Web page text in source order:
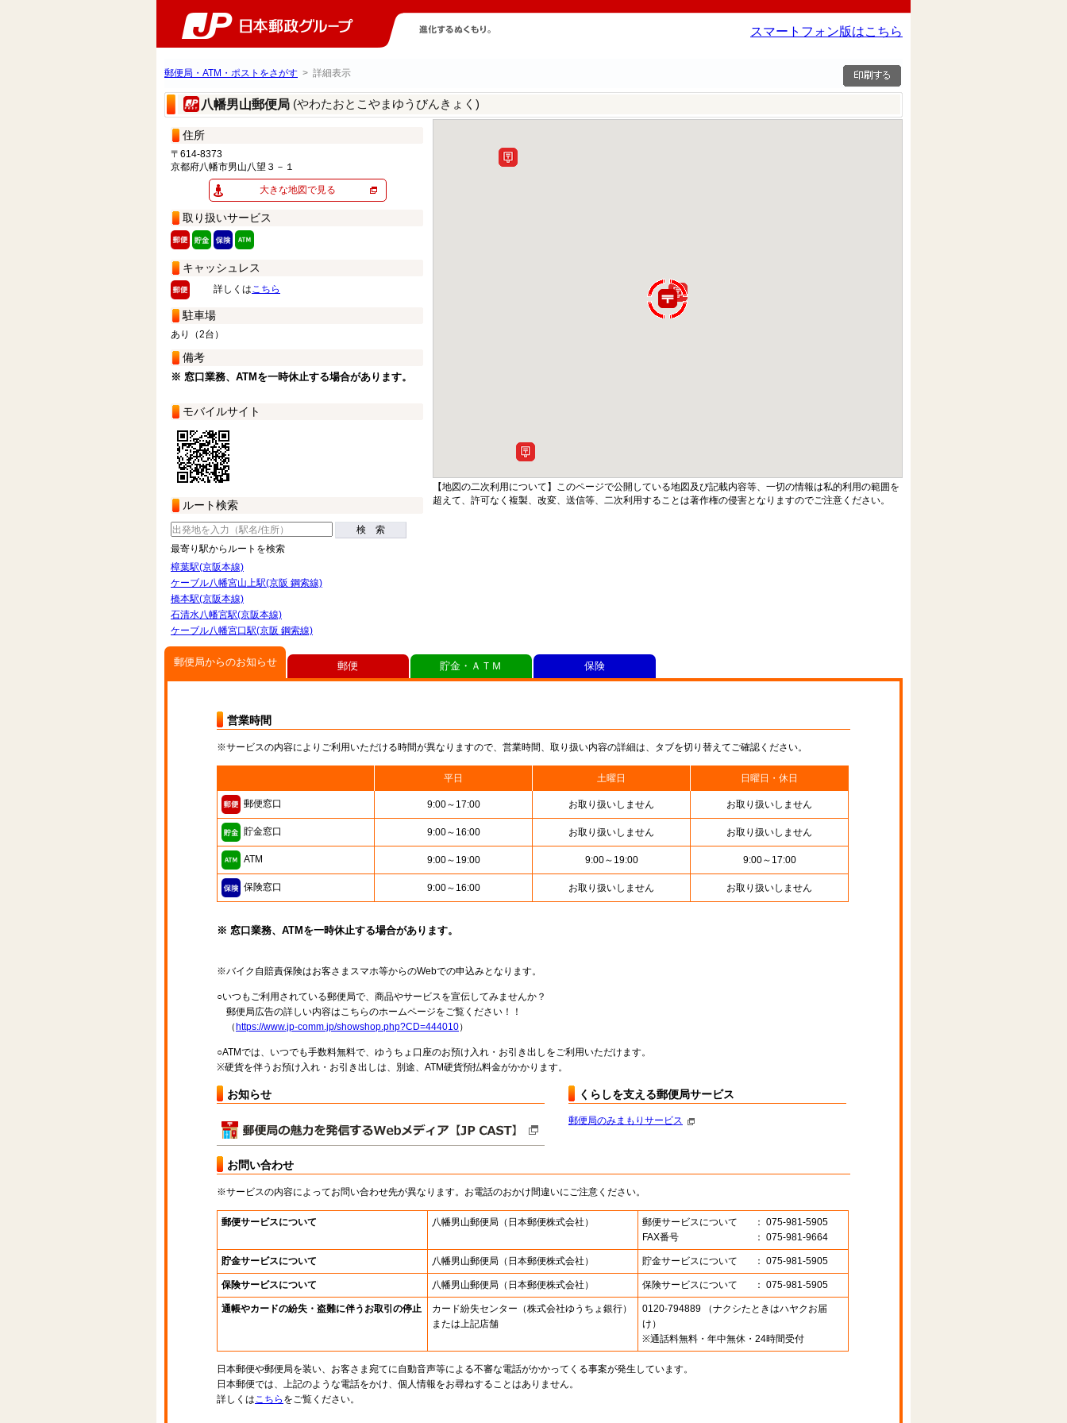
スマートフォン版はこちら
郵便局・ATM・ポストをさがす > 詳細表示
八幡男山郵便局 (やわたおとこやまゆうびんきょく)
住所
〒614-8373
京都府八幡市男山八望３－１
大きな地図で見る
取り扱いサービス
キャッシュレス
詳しくはこちら
駐車場
あり（2台）
備考
※ 窓口業務、ATMを一時休止する場合があります。
モバイルサイト
ルート検索
検 索
最寄り駅からルートを検索
樟葉駅(京阪本線)
ケーブル八幡宮山上駅(京阪 鋼索線)
橋本駅(京阪本線)
石清水八幡宮駅(京阪本線)
ケーブル八幡宮口駅(京阪 鋼索線)
【地図の二次利用について】このページで公開している地図及び記載内容等、一切の情報は私的利用の範囲を
超えて、許可なく複製、改変、送信等、二次利用することは著作権の侵害となりますのでご注意ください。
郵便局からのお知らせ
営業時間
※サービスの内容によりご利用いただける時間が異なりますので、営業時間、取り扱い内容の詳細は、タブを切り替えてご確認ください。
平日 土曜日 日曜日・休日
郵便窓口 9:00～17:00 お取り扱いしません お取り扱いしません
貯金窓口 9:00～16:00 お取り扱いしません お取り扱いしません
ATM 9:00～19:00 9:00～19:00 9:00～17:00
保険窓口 9:00～16:00 お取り扱いしません お取り扱いしません
※ 窓口業務、ATMを一時休止する場合があります。
※バイク自賠責保険はお客さまスマホ等からのWebでの申込みとなります。
○いつもご利用されている郵便局で、商品やサービスを宣伝してみませんか？
郵便局広告の詳しい内容はこちらのホームページをご覧ください！！
（ https://www.jp-comm.jp/showshop.php?CD=444010）
○ATMでは、いつでも手数料無料で、ゆうちょ口座のお預け入れ・お引き出しをご利用いただけます。
※硬貨を伴うお預け入れ・お引き出しは、別途、ATM硬貨預払料金がかかります。
お知らせ くらしを支える郵便局サービス
郵便局のみまもりサービス
お問い合わせ
※サービスの内容によってお問い合わせ先が異なります。お電話のおかけ間違いにご注意ください。
郵便サービスについて 八幡男山郵便局 （日本郵便株式会社） 郵便サービスについて
： 075-981-5905
FAX番号
： 075-981-9664
貯金サービスについて 八幡男山郵便局 （日本郵便株式会社） 貯金サービスについて ： 075-981-5905
保険サービスについて 八幡男山郵便局 （日本郵便株式会社） 保険サービスについて ： 075-981-5905
通帳やカードの紛失・盗難に伴うお取引の停止 カード紛失センター （株式会社ゆうちょ銀行）
または上記店舗
0120-794889 （ナクシたときはハヤクお届
け）
※通話料無料・年中無休・24時間受付
日本郵便や郵便局を装い、お客さま宛てに自動音声等による不審な電話がかかってくる事案が発生しています。
日本郵便では、上記のような電話をかけ、個人情報をお尋ねすることはありません。
詳しくはこちら をご覧ください。
郵便 貯金・ＡＴＭ 保険